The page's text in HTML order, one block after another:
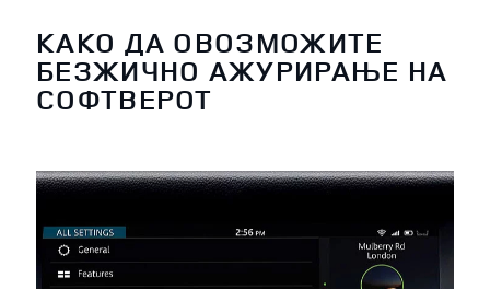
КАКО ДА ОВОЗМОЖИТЕ
БЕЗЖИЧНО АЖУРИРАЊЕ НА
СОФТВЕРОТ